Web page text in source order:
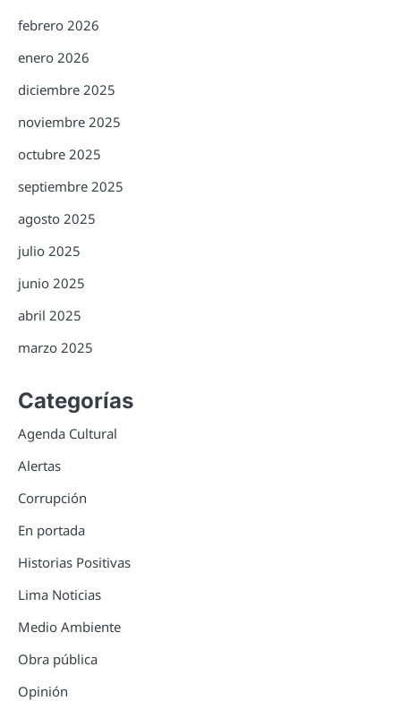
febrero 2026
enero 2026
diciembre 2025
noviembre 2025
octubre 2025
septiembre 2025
agosto 2025
julio 2025
junio 2025
abril 2025
marzo 2025
Categorías
Agenda Cultural
Alertas
Corrupción
En portada
Historias Positivas
Lima Noticias
Medio Ambiente
Obra pública
Opinión